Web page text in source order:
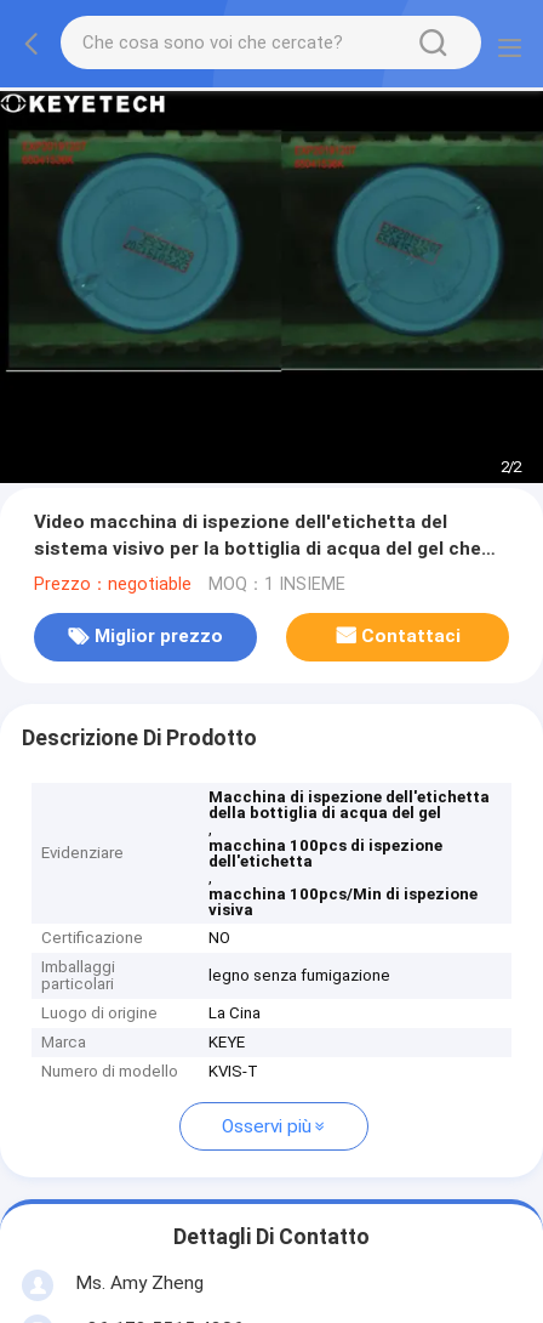
2/2
Video macchina di ispezione dell'etichetta del
sistema visivo per la bottiglia di acqua del gel che
imballa 100pcs/Min
Prezzo：negotiable MOQ：1 INSIEME
Miglior prezzo Contattaci
Descrizione Di Prodotto
Evidenziare
Macchina di ispezione dell'etichetta
della bottiglia di acqua del gel
,
macchina 100pcs di ispezione
dell'etichetta
,
macchina 100pcs/Min di ispezione
visiva
Certificazione
NO
Imballaggi
particolari
legno senza fumigazione
Luogo di origine
La Cina
Marca
KEYE
Numero di modello
KVIS-T
Osservi più
Dettagli Di Contatto
Ms. Amy Zheng